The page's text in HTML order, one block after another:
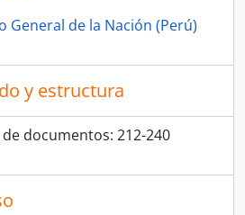
General de la Nación (Perú)
y estructura
de documentos: 212-240